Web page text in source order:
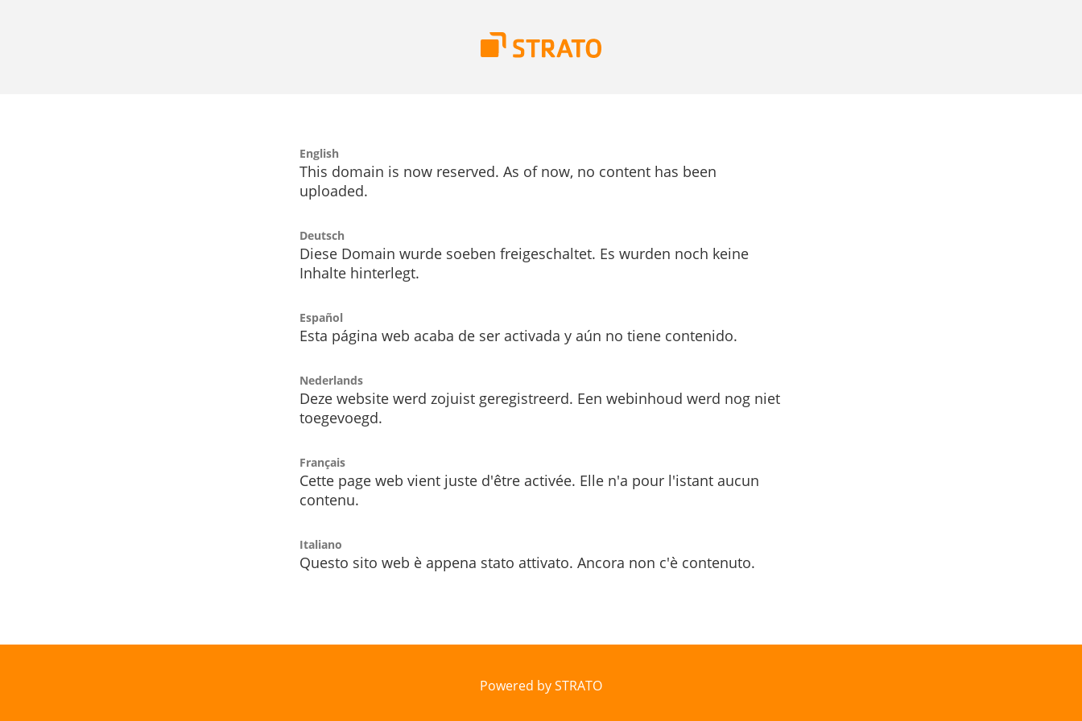
English
This domain is now reserved. As of now, no content has been
uploaded.
Deutsch
Diese Domain wurde soeben freigeschaltet. Es wurden noch keine
Inhalte hinterlegt.
Español
Esta página web acaba de ser activada y aún no tiene contenido.
Nederlands
Deze website werd zojuist geregistreerd. Een webinhoud werd nog niet
toegevoegd.
Français
Cette page web vient juste d'être activée. Elle n'a pour l'istant aucun
contenu.
Italiano
Questo sito web è appena stato attivato. Ancora non c'è contenuto.
Powered by STRATO